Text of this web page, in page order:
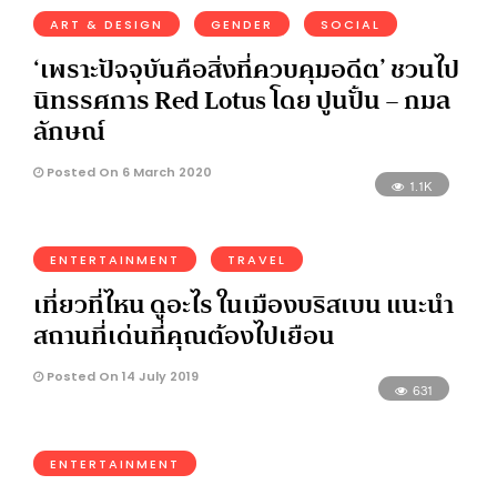
ART & DESIGN GENDER SOCIAL
‘เพราะปัจจุบันคือสิ่งที่ควบคุมอดีต’ ชวนไป
นิทรรศการ Red Lotus โดย ปูนปั้น – กมล
ลักษณ์
Posted On 6 March 2020
1.1K
ENTERTAINMENT TRAVEL
เที่ยวที่ไหน ดูอะไร ในเมืองบริสเบน แนะนำ
สถานที่เด่นที่คุณต้องไปเยือน
Posted On 14 July 2019
631
ENTERTAINMENT